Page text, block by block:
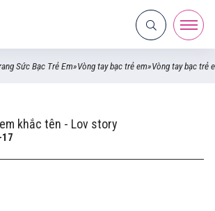
Sức Bạc Trẻ Em»Vòng tay bạc trẻ em»Vòng tay bạc trẻ
khắc tên - Lov story